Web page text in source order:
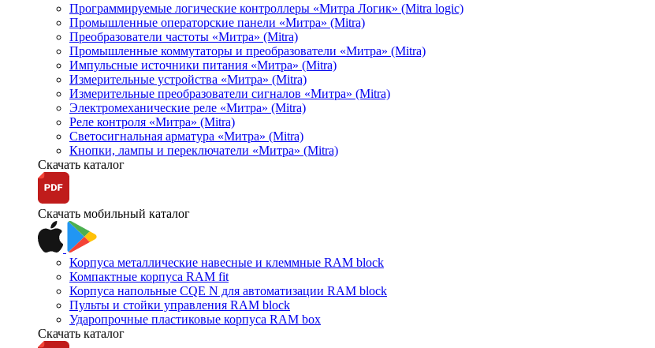
Программируемые логические контроллеры «Митра Логик» (Mitra logic)
Промышленные операторские панели «Митра» (Mitra)
Преобразователи частоты «Митра» (Mitra)
Промышленные коммутаторы и преобразователи «Митра» (Mitra)
Импульсные источники питания «Митра» (Mitra)
Измерительные устройства «Митра» (Mitra)
Измерительные преобразователи сигналов «Митра» (Mitra)
Электромеханические реле «Митра» (Mitra)
Реле контроля «Митра» (Mitra)
Светосигнальная арматура «Митра» (Mitra)
Кнопки, лампы и переключатели «Митра» (Mitra)
Скачать каталог
Скачать мобильный каталог
Корпуса металлические навесные и клеммные RAM block
Компактные корпуса RAM fit
Корпуса напольные CQE N для автоматизации RAM block
Пульты и стойки управления RAM block
Ударопрочные пластиковые корпуса RAM box
Скачать каталог